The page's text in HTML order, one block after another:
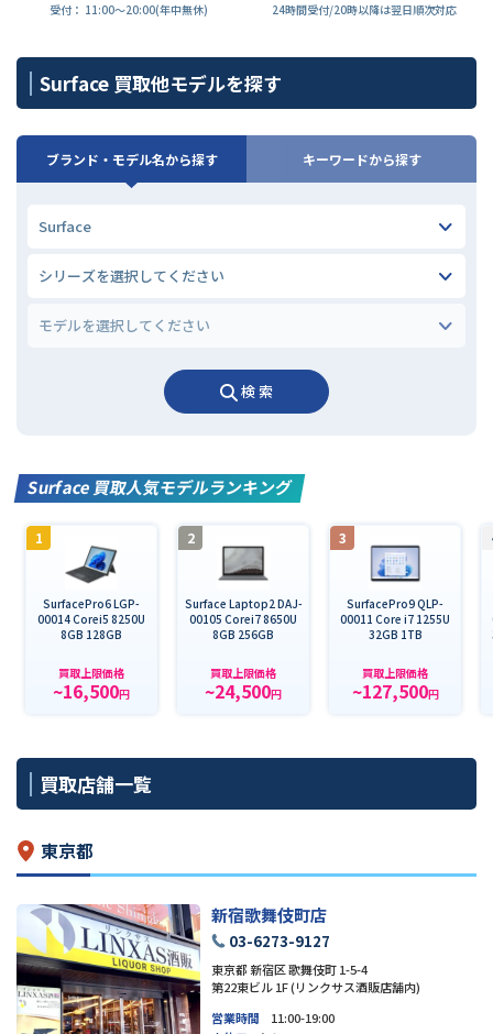
受付： 11:00〜20:00(年中無休) 24時間受付/20時以降は翌日順次対応
Surface 買取他モデルを探す
ブランド・モデル名から探す キーワードから探す
検 索
Surface 買取人気モデルランキング
1
SurfacePro6 LGP-
00014 Corei5 8250U
8GB 128GB
買取上限価格
~16,500円
2
Surface Laptop2 DAJ-
00105 Corei7 8650U
8GB 256GB
買取上限価格
~24,500円
3
SurfacePro9 QLP-
00011 Core i7 1255U
32GB 1TB
買取上限価格
~127,500円
買取店舗一覧
東京都
新宿歌舞伎町店
03-6273-9127
東京都 新宿区 歌舞伎町 1-5-4
第22東ビル 1F (リンクサス酒販店舗内)
営業時間
11:00-19:00